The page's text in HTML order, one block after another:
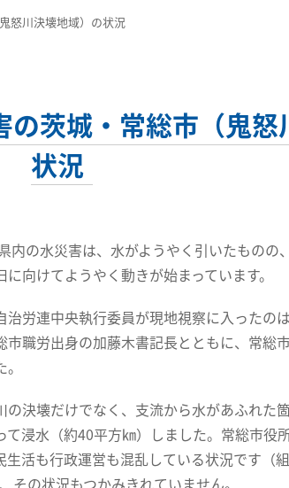
怒川決壊地域）の状況
茨城・常総市（鬼怒
状況
内の水災害は、水がようやく引いたものの
に向けてようやく動きが始まっています。
治労連中央執行委員が現地視察に入ったの
市職労出身の加藤木書記長とともに、常総
の決壊だけでなく、支流から水があふれた
て浸水（約40平方㎞）しました。常総市役
生活も行政運営も混乱している状況です（
の状況もつかみきれていません。